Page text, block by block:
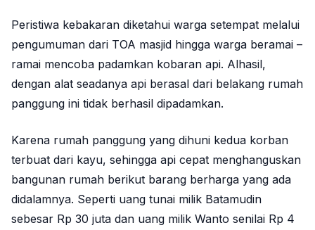
Peristiwa kebakaran diketahui warga setempat melalui
pengumuman dari TOA masjid hingga warga beramai –
ramai mencoba padamkan kobaran api. Alhasil,
dengan alat seadanya api berasal dari belakang rumah
panggung ini tidak berhasil dipadamkan.
Karena rumah panggung yang dihuni kedua korban
terbuat dari kayu, sehingga api cepat menghanguskan
bangunan rumah berikut barang berharga yang ada
didalamnya. Seperti uang tunai milik Batamudin
sebesar Rp 30 juta dan uang milik Wanto senilai Rp 4